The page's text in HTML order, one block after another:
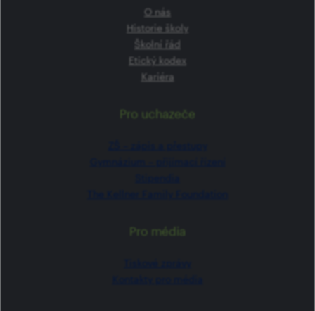
O nás
Historie školy
Školní řád
Etický kodex
Kariéra
Pro uchazeče
Pro média